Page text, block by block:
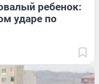
ребенок:
ударе по